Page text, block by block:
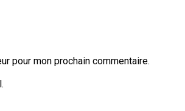
pour mon prochain commentaire.